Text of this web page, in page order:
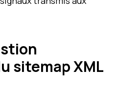
sitemap XML